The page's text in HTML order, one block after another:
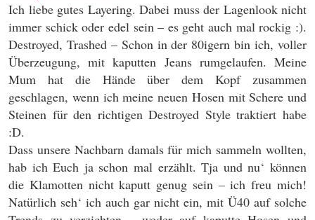
Ich liebe gutes Layering. Dabei muss der Lagenlook nicht
immer schick oder edel sein – es geht auch mal rockig :).
Destroyed, Trashed – Schon in der 80igern bin ich, voller
Überzeugung, mit kaputten Jeans rumgelaufen. Meine
Mum hat die Hände über dem Kopf zusammen
geschlagen, wenn ich meine neuen Hosen mit Schere und
Steinen für den richtigen Destroyed Style traktiert habe
:D.
Dass unsere Nachbarn damals für mich sammeln wollten,
hab ich Euch ja schon mal erzählt. Tja und nu‘ können
die Klamotten nicht kaputt genug sein – ich freu mich!
Natürlich seh‘ ich auch gar nicht ein, mit Ü40 auf solche